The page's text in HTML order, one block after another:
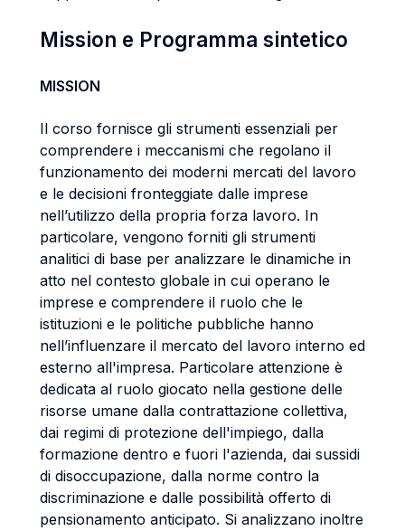
Mission e Programma sintetico
MISSION
Il corso fornisce gli strumenti essenziali per
comprendere i meccanismi che regolano il
funzionamento dei moderni mercati del lavoro
e le decisioni fronteggiate dalle imprese
nell’utilizzo della propria forza lavoro. In
particolare, vengono forniti gli strumenti
analitici di base per analizzare le dinamiche in
atto nel contesto globale in cui operano le
imprese e comprendere il ruolo che le
istituzioni e le politiche pubbliche hanno
nell’influenzare il mercato del lavoro interno ed
esterno all'impresa. Particolare attenzione è
dedicata al ruolo giocato nella gestione delle
risorse umane dalla contrattazione collettiva,
dai regimi di protezione dell'impiego, dalla
formazione dentro e fuori l'azienda, dai sussidi
di disoccupazione, dalla norme contro la
discriminazione e dalle possibilità offerto di
pensionamento anticipato. Si analizzano inoltre